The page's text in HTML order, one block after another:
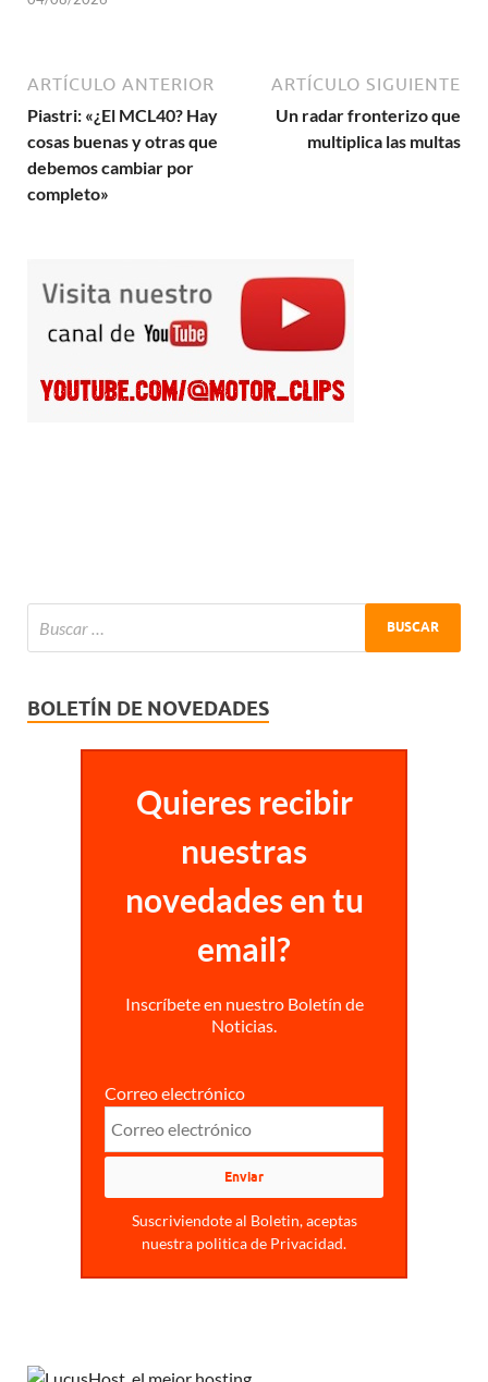
ARTÍCULO ANTERIOR
Piastri: «¿El MCL40? Hay
cosas buenas y otras que
debemos cambiar por
completo»
ARTÍCULO SIGUIENTE
Un radar fronterizo que
multiplica las multas
BOLETÍN DE NOVEDADES
Quieres recibir
nuestras
novedades en tu
email?
Inscríbete en nuestro Boletín de
Noticias.
Correo electrónico
Suscriviendote al Boletin, aceptas
nuestra politica de Privacidad.